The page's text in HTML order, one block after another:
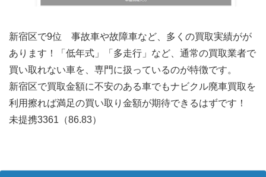
新宿区で9位 事故車や故障車など、多くの買取実績がが
あります！「低年式」「多走行」など、通常の買取業者で
買い取れない車を、専門に扱っているのが特徴です。
新宿区で買取金額に不安のある車でもナビクル廃車買取を
利用擦れば満足の買い取り金額が期待できるはずです！
未提携3361（86.83）